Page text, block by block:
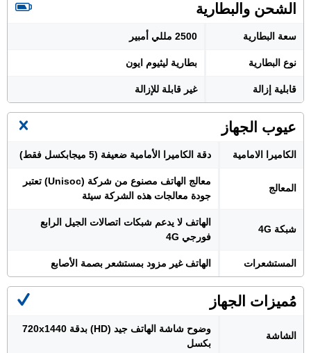
الشحن والبطارية
سعة البطارية 2500 مللي أمبير
نوع البطارية بطارية ليثيوم ايون
قابلية إزالة غير قابلة للإزالة
عيوب الجهاز
الكاميرا الامامية دقة الكاميرا الأمامية ضعيفة (5 ميجابكسل فقط)
المعالج
معالج الهاتف مصنوع من شركة (Unisoc) تعتبر
جودة معالجات هذه الشركة سيئة
شبكة 4G
الهاتف لا يدعم شبكات اتصالات الجيل الرابع
فورجي 4G
المستشعرات الهاتف غير مزود بمستشعر بصمة الأصابع
مُميزات الجهاز
الشاشة
وضوح شاشة الهاتف جيد (HD) بدقة 720x1440
بكسل